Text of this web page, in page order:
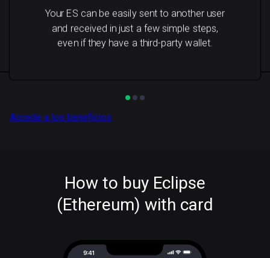
Your ES can be easily sent to another user
and received in just a few simple steps,
even if they have a third-party wallet.
Accede a los beneficios
How to buy Eclipse
(Ethereum) with card